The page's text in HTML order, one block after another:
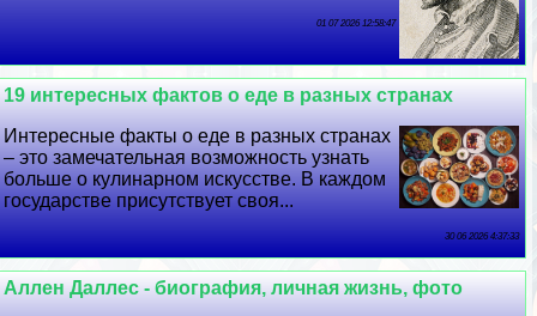
01 07 2026 12:58:47
19 интересных фактов о еде в разных странах
Интересные факты о еде в разных странах
– это замечательная возможность узнать
больше о кулинарном искусстве. В каждом
государстве присутствует своя...
30 06 2026 4:37:33
Аллен Даллес - биография, личная жизнь, фото